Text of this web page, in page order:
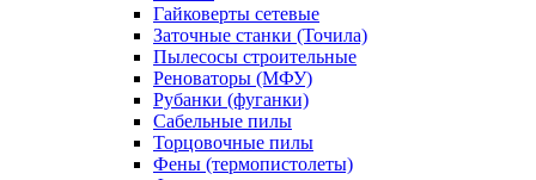
Гайковерты сетевые
Заточные станки (Точила)
Пылесосы строительные
Реноваторы (МФУ)
Рубанки (фуганки)
Сабельные пилы
Торцовочные пилы
Фены (термопистолеты)